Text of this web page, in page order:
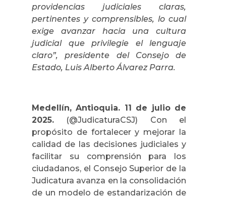
providencias judiciales claras,
pertinentes y comprensibles, lo cual
exige avanzar hacia una cultura
judicial que privilegie el lenguaje
claro”, presidente del Consejo de
Estado, Luis Alberto Álvarez Parra.
Medellín, Antioquia. 11 de julio de
2025. (@JudicaturaCSJ) Con el
propósito de fortalecer y mejorar la
calidad de las decisiones judiciales y
facilitar su comprensión para los
ciudadanos, el Consejo Superior de la
Judicatura avanza en la consolidación
de un modelo de estandarización de